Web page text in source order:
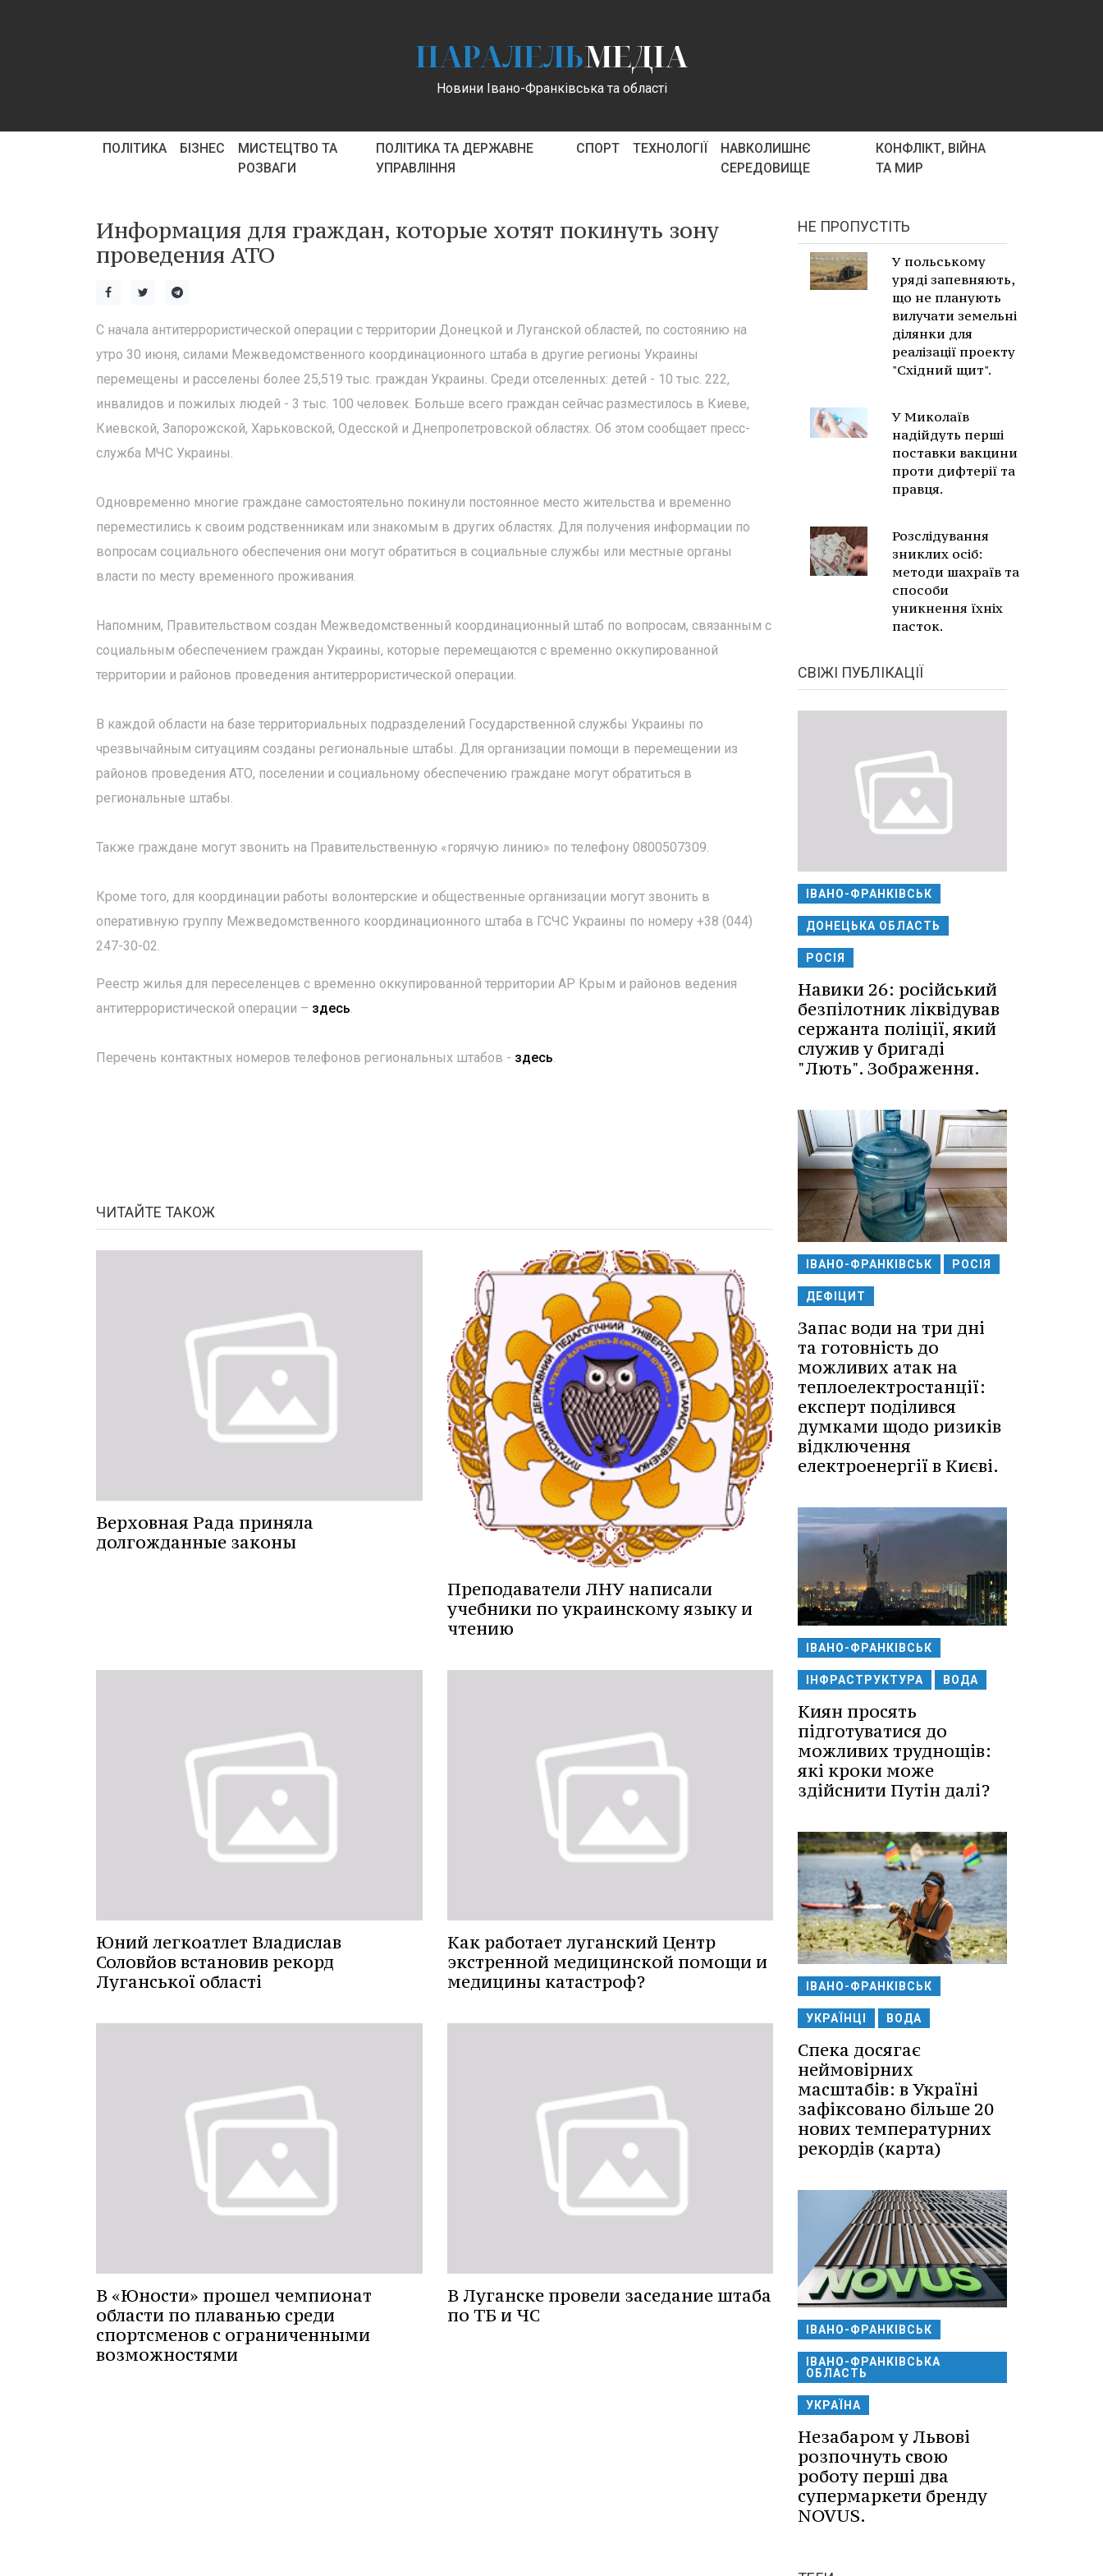
ПАРАЛЕЛЬМЕДІА
Новини Івано-Франківська та області
ПОЛІТИКА БІЗНЕС
МИСТЕЦТВО ТА
РОЗВАГИ
ПОЛІТИКА ТА ДЕРЖАВНЕ
УПРАВЛІННЯ
СПОРТ ТЕХНОЛОГІЇ
НАВКОЛИШНЄ
СЕРЕДОВИЩЕ
КОНФЛІКТ, ВІЙНА
ТА МИР
Информация для граждан, которые хотят покинуть зону
проведения АТО
С начала антитеррористической операции с территории Донецкой и Луганской областей, по состоянию на
утро 30 июня, силами Межведомственного координационного штаба в другие регионы Украины
перемещены и расселены более 25,519 тыс. граждан Украины. Среди отселенных: детей - 10 тыс. 222,
инвалидов и пожилых людей - 3 тыс. 100 человек. Больше всего граждан сейчас разместилось в Киеве,
Киевской, Запорожской, Харьковской, Одесской и Днепропетровской областях. Об этом сообщает пресс-
служба МЧС Украины.
Одновременно многие граждане самостоятельно покинули постоянное место жительства и временно
переместились к своим родственникам или знакомым в других областях. Для получения информации по
вопросам социального обеспечения они могут обратиться в социальные службы или местные органы
власти по месту временного проживания.
Напомним, Правительством создан Межведомственный координационный штаб по вопросам, связанным с
социальным обеспечением граждан Украины, которые перемещаются с временно оккупированной
территории и районов проведения антитеррористической операции.
В каждой области на базе территориальных подразделений Государственной службы Украины по
чрезвычайным ситуациям созданы региональные штабы. Для организации помощи в перемещении из
районов проведения АТО, поселении и социальному обеспечению граждане могут обратиться в
региональные штабы.
Также граждане могут звонить на Правительственную «горячую линию» по телефону 0800507309.
Кроме того, для координации работы волонтерские и общественные организации могут звонить в
оперативную группу Межведомственного координационного штаба в ГСЧС Украины по номеру +38 (044)
247-30-02.
Реестр жилья для переселенцев с временно оккупированной территории АР Крым и районов ведения
антитеррористической операции – здесь.
Перечень контактных номеров телефонов региональных штабов - здесь.
ЧИТАЙТЕ ТАКОЖ
Верховная Рада приняла
долгожданные законы
Преподаватели ЛНУ написали
учебники по украинскому языку и
чтению
Юний легкоатлет Владислав
Соловйов встановив рекорд
Луганської області
Как работает луганский Центр
экстренной медицинской помощи и
медицины катастроф?
В «Юности» прошел чемпионат
области по плаванью среди
спортсменов с ограниченными
возможностями
В Луганске провели заседание штаба
по ТБ и ЧС
НЕ ПРОПУСТІТЬ
У польському
уряді запевняють,
що не планують
вилучати земельні
ділянки для
реалізації проекту
"Східний щит".
У Миколаїв
надійдуть перші
поставки вакцини
проти дифтерії та
правця.
Розслідування
зниклих осіб:
методи шахраїв та
способи
уникнення їхніх
пасток.
СВІЖІ ПУБЛІКАЦІЇ
ІВАНО-ФРАНКІВСЬК
ДОНЕЦЬКА ОБЛАСТЬ
РОСІЯ
Навики 26: російський
безпілотник ліквідував
сержанта поліції, який
служив у бригаді
"Лють". Зображення.
ІВАНО-ФРАНКІВСЬК РОСІЯ
ДЕФІЦИТ
Запас води на три дні
та готовність до
можливих атак на
теплоелектростанції:
експерт поділився
думками щодо ризиків
відключення
електроенергії в Києві.
ІВАНО-ФРАНКІВСЬК
ІНФРАСТРУКТУРА ВОДА
Киян просять
підготуватися до
можливих труднощів:
які кроки може
здійснити Путін далі?
ІВАНО-ФРАНКІВСЬК
УКРАЇНЦІ ВОДА
Спека досягає
неймовірних
масштабів: в Україні
зафіксовано більше 20
нових температурних
рекордів (карта)
ІВАНО-ФРАНКІВСЬК
ІВАНО-ФРАНКІВСЬКА
ОБЛАСТЬ
УКРАЇНА
Незабаром у Львові
розпочнуть свою
роботу перші два
супермаркети бренду
NOVUS.